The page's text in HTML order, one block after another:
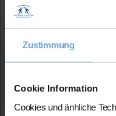
Zustimmung
Cookie Information
Cookies und änhliche